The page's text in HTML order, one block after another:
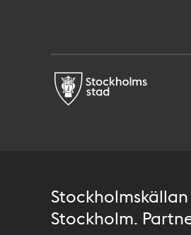
Stockholm.